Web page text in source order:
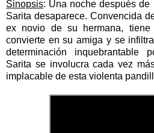
Sinopsis: Una noche después
Sarita desaparece. Convencida
ex novio de su hermana,
convierte en su amiga y se
determinación inquebrantable
Sarita se involucra cada vez
implacable de esta violenta